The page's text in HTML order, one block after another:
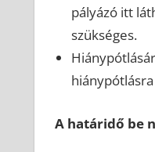
pályázó itt
szükséges.
A határidő be